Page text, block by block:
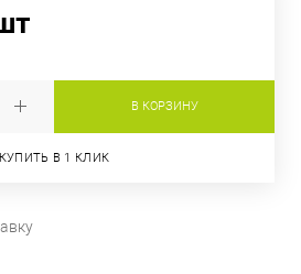
В КОРЗИНУ
КУПИТЬ В 1 КЛИК